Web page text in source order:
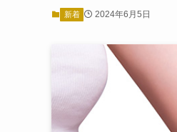
新着 2024年6月5日